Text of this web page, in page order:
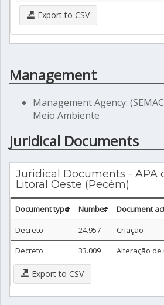
Export to CSV
Management
Management Agency:
Meio Ambiente
Juridical Documents
Juridical Documents - APA
Litoral Oeste (Pecém)
Document type Number Document
Decreto
24.957 Criação
Decreto
33.009 Alteração de
Export to CSV